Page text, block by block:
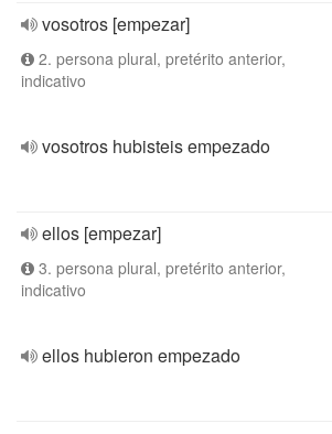
vosotros [empezar]
2. persona plural, pretérito anterior,
indicativo
vosotros hubisteis empezado
ellos [empezar]
3. persona plural, pretérito anterior,
indicativo
ellos hubieron empezado